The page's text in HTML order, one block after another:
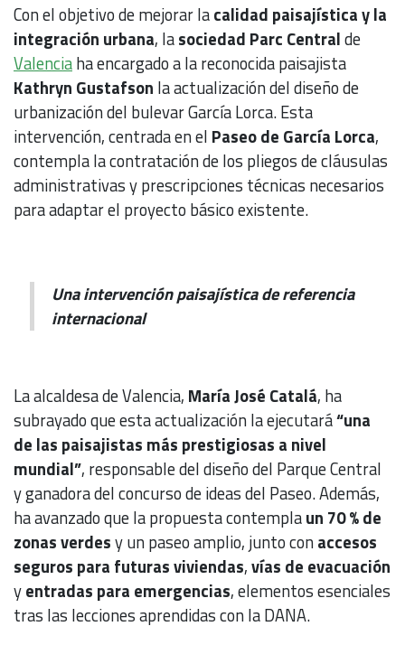
Con el objetivo de mejorar lacalidad paisajística y la
integración urbana, lasociedad Parc Centralde
Valenciaha encargado a la reconocida paisajista
Kathryn Gustafson la actualización del diseño de
urbanización del bulevar García Lorca. Esta
intervención, centrada en el Paseo de García Lorca,
contempla la contratación de los pliegos de cláusulas
administrativas y prescripciones técnicas necesarios
para adaptar el proyecto básico existente.
Una intervención paisajística de referencia
internacional
La alcaldesa de Valencia, María José Catalá, ha
subrayado que esta actualización la ejecutará“una
de las paisajistas más prestigiosas a nivel
mundial”, responsable del diseño del Parque Central
y ganadora del concurso de ideas del Paseo. Además,
ha avanzado que la propuesta contemplaun 70 % de
zonas verdesy un paseo amplio, junto conaccesos
seguros para futuras viviendas,vías de evacuación
yentradas para emergencias, elementos esenciales
tras las lecciones aprendidas con la DANA.